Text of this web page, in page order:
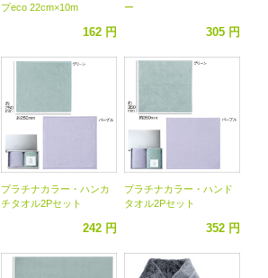
プeco 22cm×10m
162 円
ー
305 円
プラチナカラー・ハンカ
チタオル2Pセット
242 円
プラチナカラー・ハンド
タオル2Pセット
352 円